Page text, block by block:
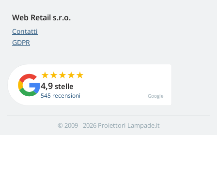
Web Retail s.r.o.
Contatti
GDPR
4,9 stelle
545 recensioni Google
© 2009 - 2026 Proiettori-Lampade.it